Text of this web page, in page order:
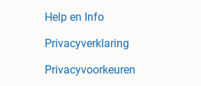
Help en Info
Privacyverklaring
Privacyvoorkeuren